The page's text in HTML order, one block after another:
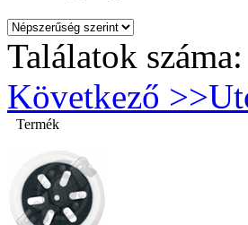
Találatok
Következő >>
Termék